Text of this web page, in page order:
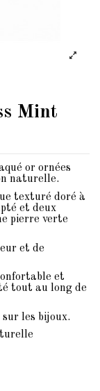
Mint
or ornées
naturelle.
texturé doré à
et deux
pierre verte
et de
et
tout au long de
les bijoux.